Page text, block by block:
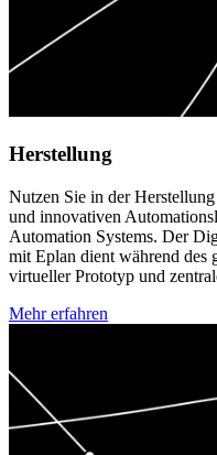
Herstellung
Nutzen Sie in der
und innovativen
Automation Systems. Der
mit Eplan dient während des
virtueller Prototyp und
Mehr erfahren